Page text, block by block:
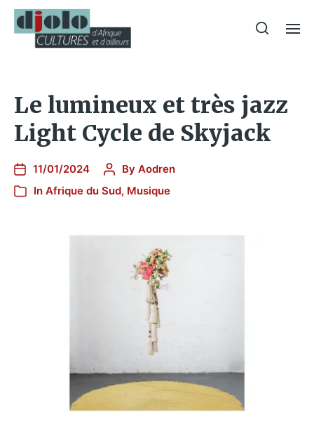
Le lumineux et très jazz
Light Cycle de Skyjack
11/01/2024 By Aodren
In Afrique du Sud, Musique